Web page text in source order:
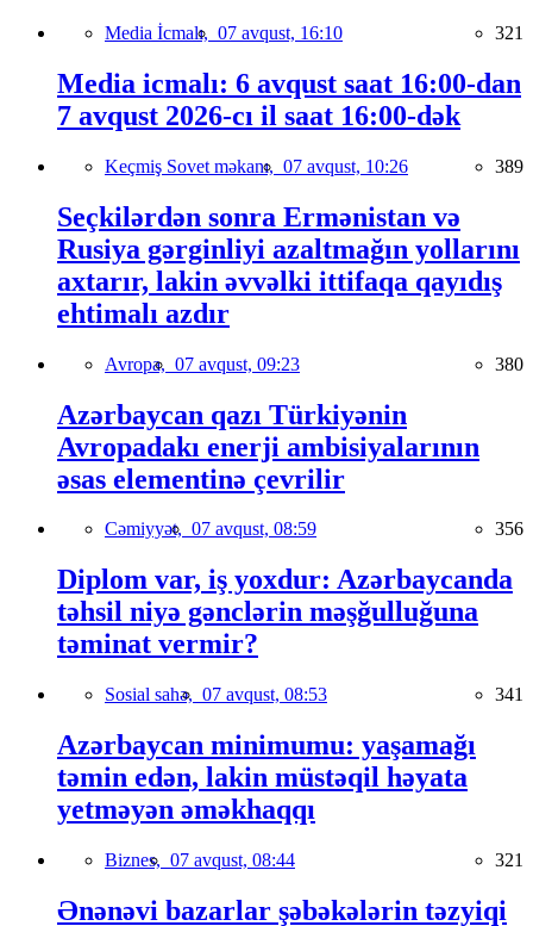
Media İcmalı, 07 avqust, 16:10 321
Media icmalı: 6 avqust saat 16:00-dan
7 avqust 2026-cı il saat 16:00-dək
Keçmiş Sovet məkanı, 07 avqust, 10:26 389
Seçkilərdən sonra Ermənistan və
Rusiya gərginliyi azaltmağın yollarını
axtarır, lakin əvvəlki ittifaqa qayıdış
ehtimalı azdır
Avropa, 07 avqust, 09:23 380
Azərbaycan qazı Türkiyənin
Avropadakı enerji ambisiyalarının
əsas elementinə çevrilir
Cəmiyyət, 07 avqust, 08:59 356
Diplom var, iş yoxdur: Azərbaycanda
təhsil niyə gənclərin məşğulluğuna
təminat vermir?
Sosial sahə, 07 avqust, 08:53 341
Azərbaycan minimumu: yaşamağı
təmin edən, lakin müstəqil həyata
yetməyən əməkhaqqı
Biznes, 07 avqust, 08:44 321
Ənənəvi bazarlar şəbəkələrin təzyiqi